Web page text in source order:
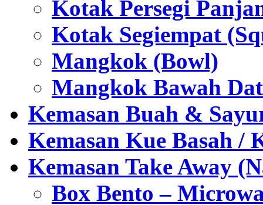
Kotak Persegi
Kotak Segiempat
Mangkok (Bowl)
Mangkok Bawah
Kemasan Buah &
Kemasan Kue Basah /
Kemasan Take Away
Box Bento –